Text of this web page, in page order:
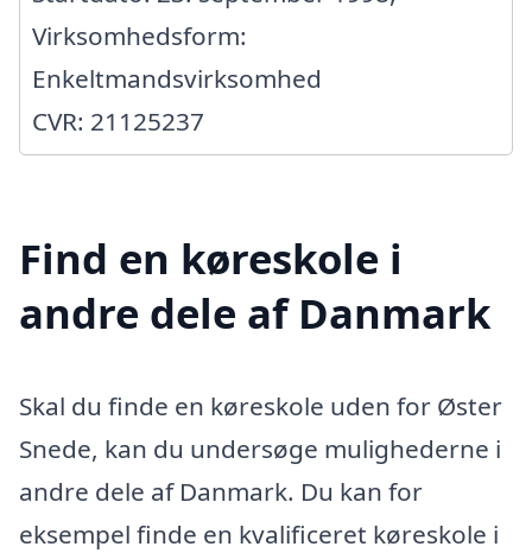
Virksomhedsform:
Enkeltmandsvirksomhed
CVR: 21125237
Find en køreskole i
andre dele af Danmark
Skal du finde en køreskole uden for Øster
Snede, kan du undersøge mulighederne i
andre dele af Danmark. Du kan for
eksempel finde en kvalificeret køreskole i